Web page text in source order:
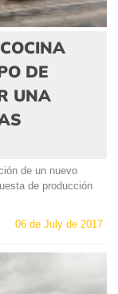
DE
UNA
de un nuevo
de producción
06 de July de 2017